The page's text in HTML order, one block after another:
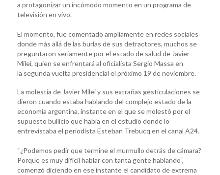
a protagonizar un incómodo momento en un programa de
televisión en vivo.
El momento, fue comentado ampliamente en redes sociales
donde más allá de las burlas de sus detractores, muchos se
preguntaron seriamente por el estado de salud de Javier
Milei, quien se enfrentará al oficialista Sergio Massa en
la segunda vuelta presidencial el próximo 19 de noviembre.
La molestia de Javier Milei y sus extrañas gesticulaciones se
dieron cuando estaba hablando del complejo estado de la
economía argentina, instante en el que se molestó por el
supuesto bullicio que había en el estudio donde lo
entrevistaba el periodista Esteban Trebucq en el canal A24.
“¿Podemos pedir que termine el murmullo detrás de cámara?
Porque es muy difícil hablar con tanta gente hablando“,
comenzó diciendo en ese instante el candidato de extrema